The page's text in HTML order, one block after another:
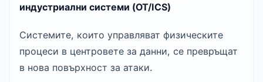
индустриални системи (OT/ICS)
Системите, които управляват физическите
процеси в центровете за данни, се превръщат
в нова повърхност за атаки.